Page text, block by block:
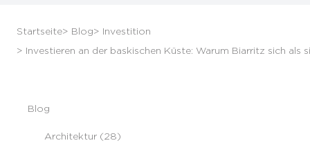
Startseite> Blog> Investition
> Investieren an der baskischen Küste: Warum Biarritz sich als
Blog
Architektur (28)